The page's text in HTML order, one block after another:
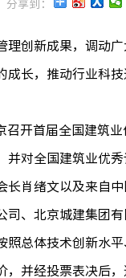
分享到：
创新成果，调动广
成长，推动行业科
开首届全国建筑业
对全国建筑业优
肖绪文以及来自中
司、北京城建集团
照总体技术创新水
，并经投票表决后